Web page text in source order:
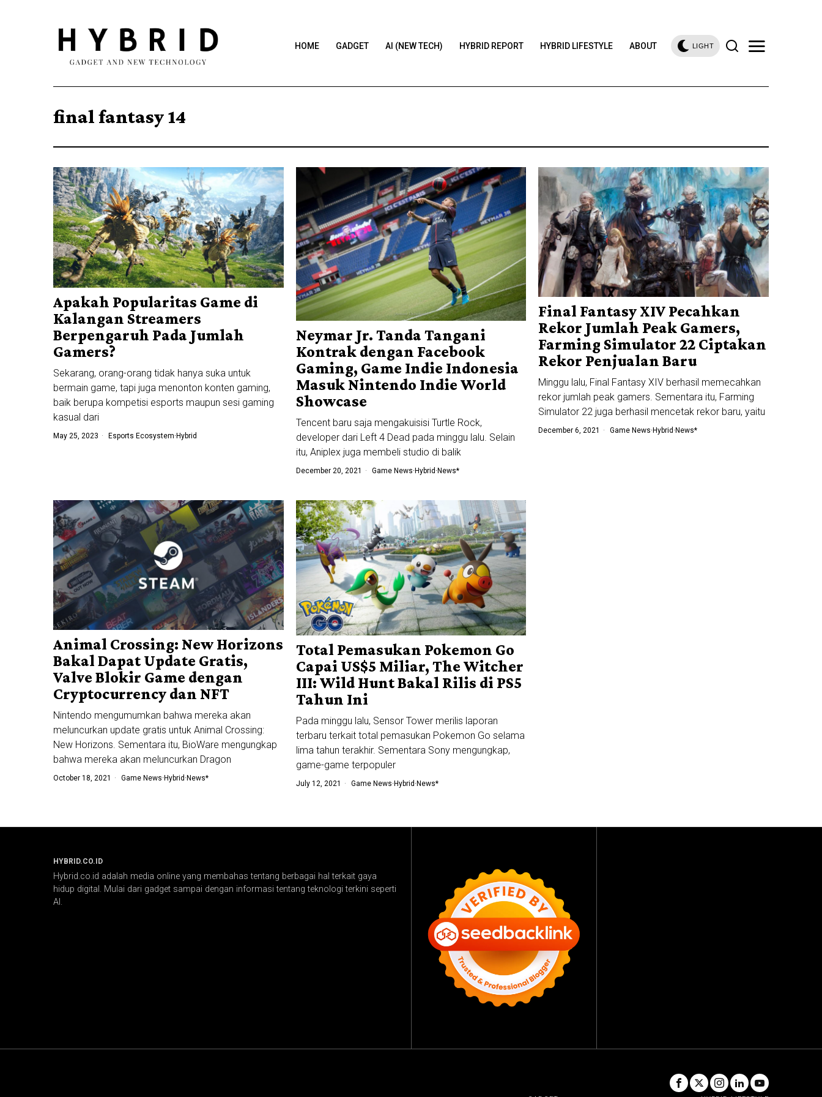
HOME GADGET AI (NEW TECH) HYBRID REPORT HYBRID LIFESTYLE ABOUT LIGHT
final fantasy 14
Apakah Popularitas Game di
Kalangan Streamers
Berpengaruh Pada Jumlah
Gamers?
Sekarang, orang-orang tidak hanya suka untuk
bermain game, tapi juga menonton konten gaming,
baik berupa kompetisi esports maupun sesi gaming
kasual dari
May 25, 2023 Esports Ecosystem· Hybrid
Neymar Jr. Tanda Tangani
Kontrak dengan Facebook
Gaming, Game Indie Indonesia
Masuk Nintendo Indie World
Showcase
Tencent baru saja mengakuisisi Turtle Rock,
developer dari Left 4 Dead pada minggu lalu. Selain
itu, Aniplex juga membeli studio di balik
December 20, 2021 Game News·Hybrid ·News*
Final Fantasy XIV Pecahkan
Rekor Jumlah Peak Gamers,
Farming Simulator 22 Ciptakan
Rekor Penjualan Baru
Minggu lalu, Final Fantasy XIV berhasil memecahkan
rekor jumlah peak gamers. Sementara itu, Farming
Simulator 22 juga berhasil mencetak rekor baru, yaitu
December 6, 2021 Game News·Hybrid ·News*
Animal Crossing: New Horizons
Bakal Dapat Update Gratis,
Valve Blokir Game dengan
Cryptocurrency dan NFT
Nintendo mengumumkan bahwa mereka akan
meluncurkan update gratis untuk Animal Crossing:
New Horizons. Sementara itu, BioWare mengungkap
bahwa mereka akan meluncurkan Dragon
October 18, 2021 Game News·Hybrid ·News*
Total Pemasukan Pokemon Go
Capai US$5 Miliar, The Witcher
III: Wild Hunt Bakal Rilis di PS5
Tahun Ini
Pada minggu lalu, Sensor Tower merilis laporan
terbaru terkait total pemasukan Pokemon Go selama
lima tahun terakhir. Sementara Sony mengungkap,
game-game terpopuler
July 12, 2021 Game News·Hybrid ·News*
HYBRID.CO.ID
Hybrid.co.id adalah media online yang membahas tentang berbagai hal terkait gaya
hidup digital. Mulai dari gadget sampai dengan informasi tentang teknologi terkini seperti
AI.